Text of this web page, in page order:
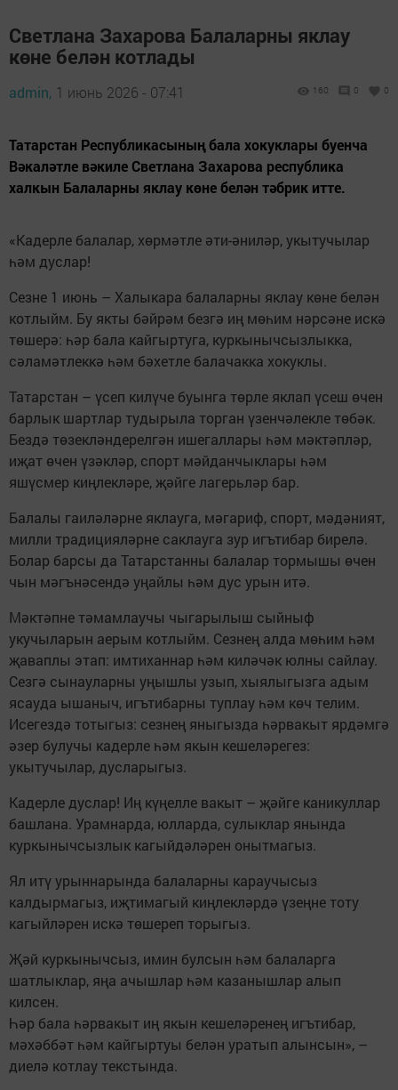
Светлана Захарова Балаларны яклау
көне белән котлады
admin, 1 июнь 2026 - 07:41 160 0 0
Татарстан Республикасының бала хокуклары буенча
Вәкаләтле вәкиле Светлана Захарова республика
халкын Балаларны яклау көне белән тәбрик итте.
«Кадерле балалар, хөрмәтле әти-әниләр, укытучылар
һәм дуслар!
Сезне 1 июнь – Халыкара балаларны яклау көне белән
котлыйм. Бу якты бәйрәм безгә иң мөһим нәрсәне искә
төшерә: һәр бала кайгыртуга, куркынычсызлыкка,
сәламәтлеккә һәм бәхетле балачакка хокуклы.
Татарстан – үсеп килүче буынга төрле яклап үсеш өчен
барлык шартлар тудырыла торган үзенчәлекле төбәк.
Бездә төзекләндерелгән ишегаллары һәм мәктәпләр,
иҗат өчен үзәкләр, спорт мәйданчыклары һәм
яшүсмер киңлекләре, җәйге лагерьләр бар.
Балалы гаиләләрне яклауга, мәгариф, спорт, мәдәният,
милли традицияләрне саклауга зур игътибар бирелә.
Болар барсы да Татарстанны балалар тормышы өчен
чын мәгънәсендә уңайлы һәм дус урын итә.
Мәктәпне тәмамлаучы чыгарылыш сыйныф
укучыларын аерым котлыйм. Сезнең алда мөһим һәм
җаваплы этап: имтиханнар һәм киләчәк юлны сайлау.
Сезгә сынауларны уңышлы узып, хыялыгызга адым
ясауда ышаныч, игътибарны туплау һәм көч телим.
Исегездә тотыгыз: сезнең яныгызда һәрвакыт ярдәмгә
әзер булучы кадерле һәм якын кешеләрегез:
укытучылар, дусларыгыз.
Кадерле дуслар! Иң күңелле вакыт – җәйге каникуллар
башлана. Урамнарда, юлларда, сулыклар янында
куркынычсызлык кагыйдәләрен онытмагыз.
Ял итү урыннарында балаларны караучысыз
калдырмагыз, иҗтимагый киңлекләрдә үзеңне тоту
кагыйләрен искә төшереп торыгыз.
Җәй куркынычсыз, имин булсын һәм балаларга
шатлыклар, яңа ачышлар һәм казанышлар алып
килсен.
Һәр бала һәрвакыт иң якын кешеләренең игътибар,
мәхәббәт һәм кайгыртуы белән уратып алынсын», –
диелә котлау текстында.